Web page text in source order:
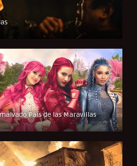
País de las Maravillas